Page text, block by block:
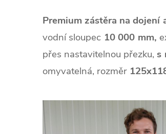
Premium zástěra na dojení
vodní sloupec 10 000 mm,
přes nastavitelnou přezku,s
omyvatelná, rozměr